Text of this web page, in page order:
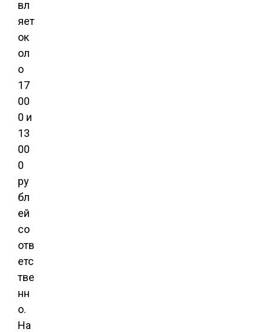
вл
яет
ок
ол
о
17
00
0 и
13
00
0
ру
бл
ей
со
отв
етс
тве
нн
о.
На